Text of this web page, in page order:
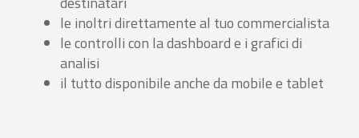
le inoltri direttamente al tuo commercialista
le controlli con la dashboard e i grafici di
analisi
il tutto disponibile anche da mobile e tablet